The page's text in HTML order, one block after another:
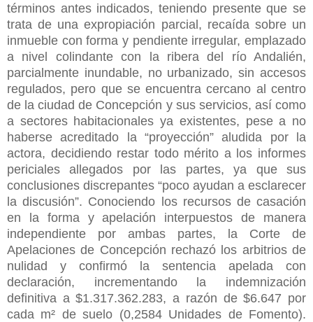
términos antes indicados, teniendo presente que se
trata de una expropiación parcial, recaída sobre un
inmueble con forma y pendiente irregular, emplazado
a nivel colindante con la ribera del río Andalién,
parcialmente inundable, no urbanizado, sin accesos
regulados, pero que se encuentra cercano al centro
de la ciudad de Concepción y sus servicios, así como
a sectores habitacionales ya existentes, pese a no
haberse acreditado la “proyección” aludida por la
actora, decidiendo restar todo mérito a los informes
periciales allegados por las partes, ya que sus
conclusiones discrepantes “poco ayudan a esclarecer
la discusión”. Conociendo los recursos de casación
en la forma y apelación interpuestos de manera
independiente por ambas partes, la Corte de
Apelaciones de Concepción rechazó los arbitrios de
nulidad y confirmó la sentencia apelada con
declaración, incrementando la indemnización
definitiva a $1.317.362.283, a razón de $6.647 por
cada m² de suelo (0,2584 Unidades de Fomento).